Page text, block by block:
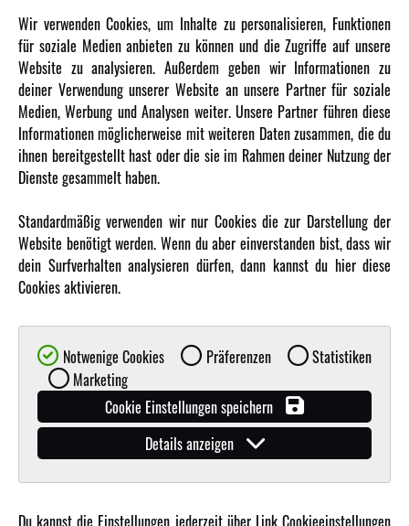
INFORMATIONEN
Newsletter
Über uns
Karriere
Amewi Kataloge
MEHR VON AMEWI
AMXRacing - Qualitäts RC-Zubehör
Amewi Construction - Nutzfahrzeuge
Amewi B2B-Shop
Wir verwenden Cookies, um Inhalte zu personalisieren, Funktionen
für soziale Medien anbieten zu können und die Zugriffe auf unsere
Website zu analysieren. Außerdem geben wir Informationen zu
deiner Verwendung unserer Website an unsere Partner für soziale
Medien, Werbung und Analysen weiter. Unsere Partner führen diese
Informationen möglicherweise mit weiteren Daten zusammen, die du
ihnen bereitgestellt hast oder die sie im Rahmen deiner Nutzung der
Dienste gesammelt haben.
Standardmäßig verwenden wir nur Cookies die zur Darstellung der
Website benötigt werden. Wenn du aber einverstanden bist, dass wir
dein Surfverhalten analysieren dürfen, dann kannst du hier diese
Cookies aktivieren.
Notwenige Cookies Präferenzen
Statistiken
Marketing
Cookie Einstellungen speichern
Details anzeigen
Du kannst die Einstellungen jederzeit über Link Cookieeinstellungen